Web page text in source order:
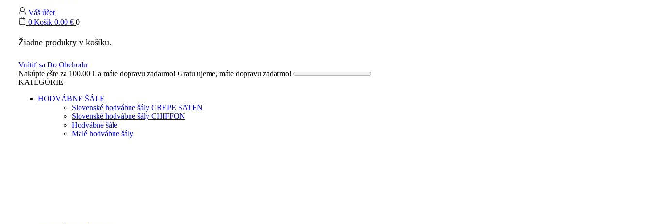
Váš účet
0 Košík 0.00 € 0
Žiadne produkty v košíku.
Vrátiť sa Do Obchodu
Nakúpte ešte za 100.00 € a máte dopravu zadarmo! Gratulujeme, máte dopravu zadarmo!
KATEGÓRIE
HODVÁBNE ŠÁLE
Slovenské hodvábne šály CREPE SATEN
Slovenské hodvábne šály CHIFFON
Hodvábne šále
Malé hodvábne šály